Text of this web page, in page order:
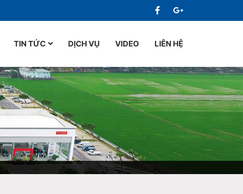
TIN TỨC DỊCH VỤ VIDEO LIÊN HỆ